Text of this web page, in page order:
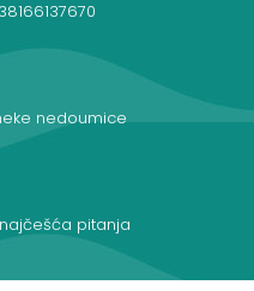
nedoumice
pitanja